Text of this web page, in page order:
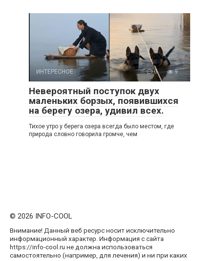
ИНТЕРЕСНОЕ 0 9
Невероятный поступок двух
маленьких борзых, появившихся
на берегу озера, удивил всех.
Тихое утро у берега озера всегда было местом, где
природа словно говорила громче, чем
© 2026 INFO-COOL
Внимание! Данный веб ресурс носит исключительно
информационный характер. Информация с сайта
https://info-cool.ru не должна использоваться
самостоятельно (например, для лечения) и ни при каких